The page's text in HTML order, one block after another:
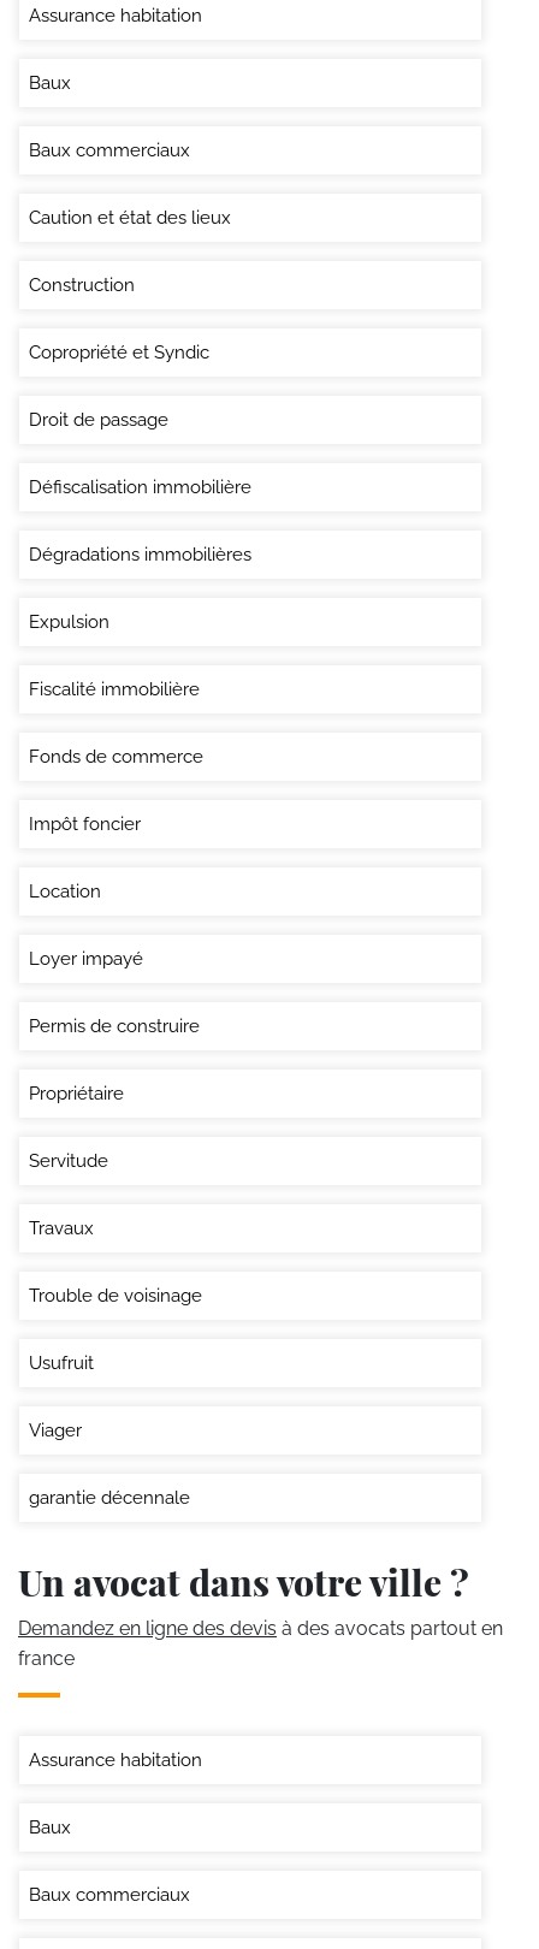
Assurance habitation
Baux
Baux commerciaux
Caution et état des lieux
Construction
Copropriété et Syndic
Droit de passage
Défiscalisation immobilière
Dégradations immobilières
Expulsion
Fiscalité immobilière
Fonds de commerce
Impôt foncier
Location
Loyer impayé
Permis de construire
Propriétaire
Servitude
Travaux
Trouble de voisinage
Usufruit
Viager
garantie décennale
Un avocat dans votre ville ?
Demandez en ligne des devis à des avocats partout en
france
Assurance habitation
Baux
Baux commerciaux